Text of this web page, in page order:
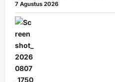
7 Agustus 2026